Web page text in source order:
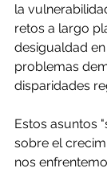
la
retos a largo
desigualdad
problemas
disparidades
Estos asuntos
sobre el
nos